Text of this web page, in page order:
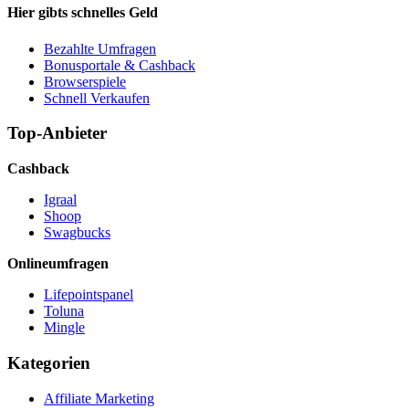
Hier gibts schnelles Geld
Bezahlte Umfragen
Bonusportale & Cashback
Browserspiele
Schnell Verkaufen
Top-Anbieter
Cashback
Igraal
Shoop
Swagbucks
Onlineumfragen
Lifepointspanel
Toluna
Mingle
Kategorien
Affiliate Marketing